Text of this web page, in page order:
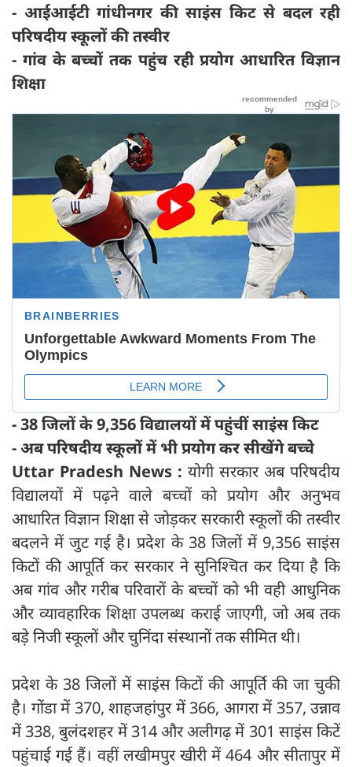
- आईआईटी गांधीनगर की साइंस किट से बदल रही
परिषदीय स्कूलों की तस्वीर
- गांव के बच्चों तक पहुंच रही प्रयोग आधारित विज्ञान
शिक्षा
- 38 जिलों के 9,356 विद्यालयों में पहुंचीं साइंस किट
- अब परिषदीय स्कूलों में भी प्रयोग कर सीखेंगे बच्चे
Uttar Pradesh News : योगी सरकार अब परिषदीय
विद्यालयों में पढ़ने वाले बच्चों को प्रयोग और अनुभव
आधारित विज्ञान शिक्षा से जोड़कर सरकारी स्कूलों की तस्वीर
बदलने में जुट गई है। प्रदेश के 38 जिलों में 9,356 साइंस
किटों की आपूर्ति कर सरकार ने सुनिश्चित कर दिया है कि
अब गांव और गरीब परिवारों के बच्चों को भी वही आधुनिक
और व्यावहारिक शिक्षा उपलब्ध कराई जाएगी, जो अब तक
बड़े निजी स्कूलों और चुनिंदा संस्थानों तक सीमित थी।
प्रदेश के 38 जिलों में साइंस किटों की आपूर्ति की जा चुकी
है। गोंडा में 370, शाहजहांपुर में 366, आगरा में 357, उन्नाव
में 338, बुलंदशहर में 314 और अलीगढ़ में 301 साइंस किटें
पहुंचाई गई हैं। वहीं लखीमपुर खीरी में 464 और सीतापुर में